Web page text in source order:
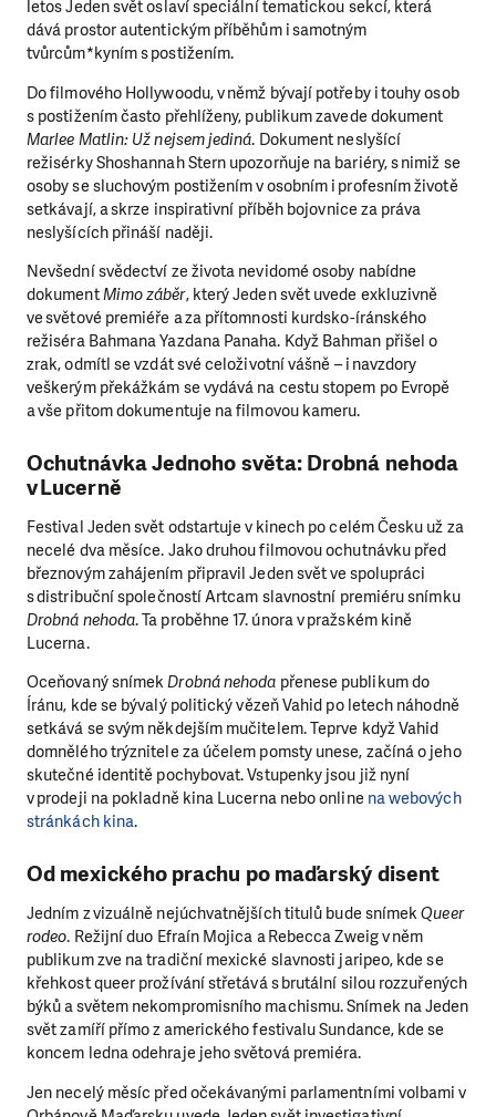
letos Jeden svět oslaví speciální tematickou sekcí, která
dává prostor autentickým příběhům i samotným
tvůrcům*kyním s postižením.
Do filmového Hollywoodu, v němž bývají potřeby i touhy osob
s postižením často přehlíženy, publikum zavede dokument
Marlee Matlin: Už nejsem jediná. Dokument neslyšící
režisérky Shoshannah Stern upozorňuje na bariéry, s nimiž se
osoby se sluchovým postižením v osobním i profesním životě
setkávají, a skrze inspirativní příběh bojovnice za práva
neslyšících přináší naději.
Nevšední svědectví ze života nevidomé osoby nabídne
dokumentMimo záběr, který Jeden svět uvede exkluzivně
ve světové premiéře a za přítomnosti kurdsko-íránského
režiséra Bahmana Yazdana Panaha. Když Bahman přišel o
zrak, odmítl se vzdát své celoživotní vášně – i navzdory
veškerým překážkám se vydává na cestu stopem po Evropě
a vše přitom dokumentuje na filmovou kameru.
Ochutnávka Jednoho světa: Drobná nehoda
v Lucerně
Festival Jeden svět odstartuje v kinech po celém Česku už za
necelé dva měsíce. Jako druhou filmovou ochutnávku před
březnovým zahájením připravil Jeden svět ve spolupráci
s distribuční společností Artcam slavnostní premiéru snímku
Drobná nehoda. Ta proběhne 17. února v pražském kině
Lucerna.
Oceňovaný snímekDrobná nehoda přenese publikum do
Íránu, kde se bývalý politický vězeň Vahid po letech náhodně
setkává se svým někdejším mučitelem. Teprve když Vahid
domnělého trýznitele za účelem pomsty unese, začíná o jeho
skutečné identitě pochybovat. Vstupenky jsou již nyní
v prodeji na pokladně kina Lucerna nebo online na webových
stránkách kina.
Od mexického prachu po maďarský disent
Jedním z vizuálně nejúchvatnějších titulů bude snímekQueer
rodeo. Režijní duo Efraín Mojica a Rebecca Zweig v něm
publikum zve na tradiční mexické slavnosti jaripeo, kde se
křehkost queer prožívání střetává s brutální silou rozzuřených
býků a světem nekompromisního machismu. Snímek na Jeden
svět zamíří přímo z amerického festivalu Sundance, kde se
koncem ledna odehraje jeho světová premiéra.
Jen necelý měsíc před očekávanými parlamentními volbami v